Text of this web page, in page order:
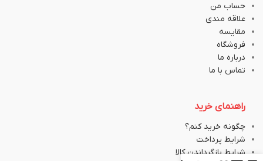
حساب من
علاقه مندی
مقایسه
فروشگاه
درباره ما
تماس با ما
راهنمای خرید
چگونه خرید کنم؟
شرایط پرداخت
شرایط بازگرداندن کالا